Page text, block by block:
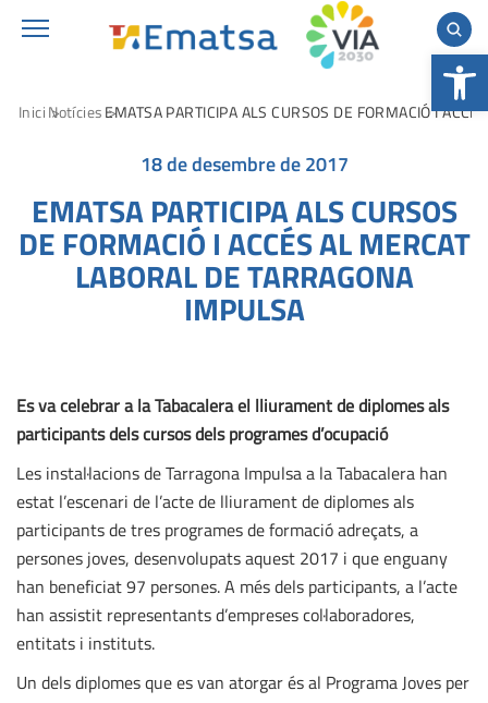
Obre la
IniciNotíciesEMATSA PARTICIPA ALS CURSOS DE FORMACIÓ I
18 de desembre de 2017
EMATSA PARTICIPA ALS CURSOS
DE FORMACIÓ I ACCÉS AL MERCAT
LABORAL DE TARRAGONA
IMPULSA
Es va celebrar a la Tabacalera el lliurament de diplomes als
participants dels cursos dels programes d’ocupació
Les instal·lacions de Tarragona Impulsa a la Tabacalera han
estat l’escenari de l’acte de lliurament de diplomes als
participants de tres programes de formació adreçats, a
persones joves, desenvolupats aquest 2017 i que enguany
han beneficiat 97 persones. A més dels participants, a l’acte
han assistit representants d’empreses col·laboradores,
entitats i instituts.
Un dels diplomes que es van atorgar és al Programa Joves per